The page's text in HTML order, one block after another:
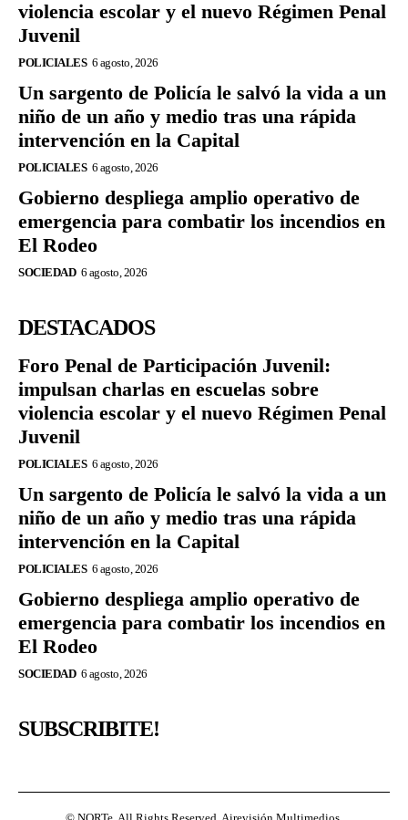
violencia escolar y el nuevo Régimen Penal
Juvenil
POLICIALES 6 agosto, 2026
Un sargento de Policía le salvó la vida a un
niño de un año y medio tras una rápida
intervención en la Capital
POLICIALES 6 agosto, 2026
Gobierno despliega amplio operativo de
emergencia para combatir los incendios en
El Rodeo
SOCIEDAD 6 agosto, 2026
DESTACADOS
Foro Penal de Participación Juvenil:
impulsan charlas en escuelas sobre
violencia escolar y el nuevo Régimen Penal
Juvenil
POLICIALES 6 agosto, 2026
Un sargento de Policía le salvó la vida a un
niño de un año y medio tras una rápida
intervención en la Capital
POLICIALES 6 agosto, 2026
Gobierno despliega amplio operativo de
emergencia para combatir los incendios en
El Rodeo
SOCIEDAD 6 agosto, 2026
SUBSCRIBITE!